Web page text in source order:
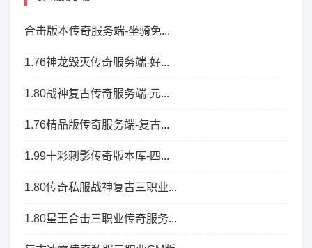
合击版本传奇服务端-坐骑免...
1.76神龙毁灭传奇服务端-好...
1.80战神复古传奇服务端-元...
1.76精品版传奇服务端-复古...
1.99十彩刺影传奇版本库-四...
1.80传奇私服战神复古三职业...
1.80星王合击三职业传奇服务...